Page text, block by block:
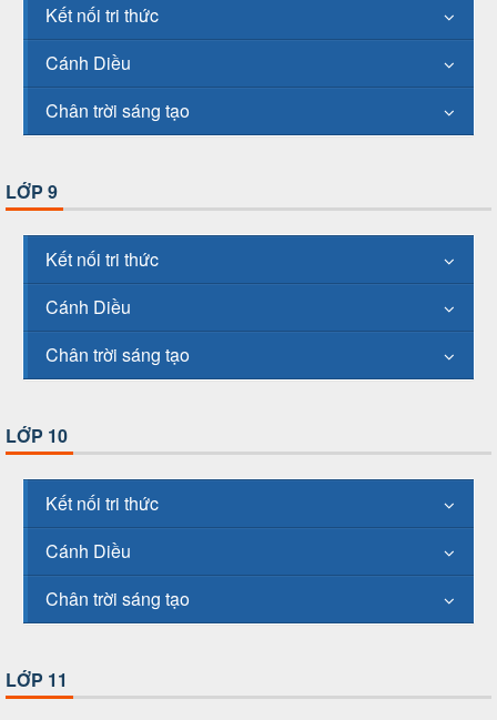
Kết nối tri thức
Cánh Diều
Chân trời sáng tạo
LỚP 9
Kết nối tri thức
Cánh Diều
Chân trời sáng tạo
LỚP 10
Kết nối tri thức
Cánh Diều
Chân trời sáng tạo
LỚP 11